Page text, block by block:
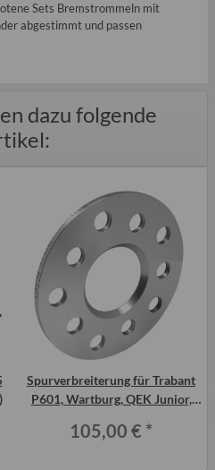
Sets Bremstrommeln mit
abgestimmt und passen
dazu folgende
Spurverbreiterung für Trabant
P601, Wartburg, QEK Junior,
105,00 € *